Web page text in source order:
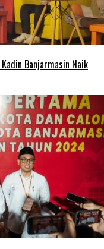
Banjarmasin Naik